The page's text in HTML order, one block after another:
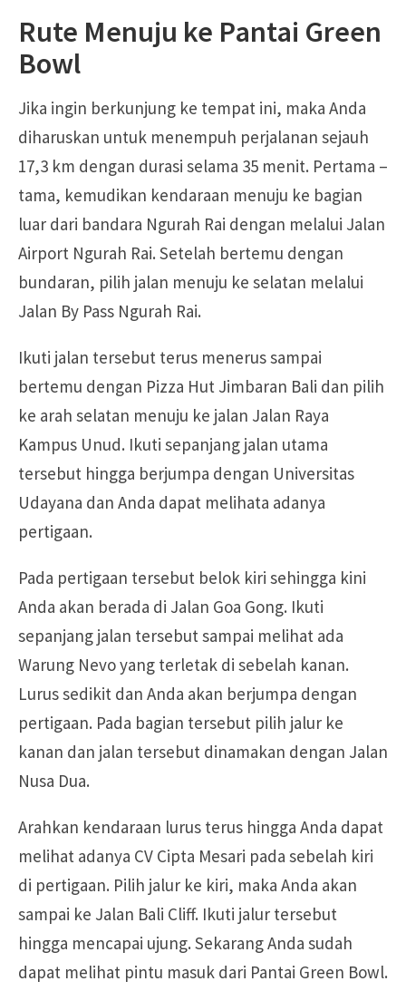
Rute Menuju ke Pantai Green
Bowl
Jika ingin berkunjung ke tempat ini, maka Anda
diharuskan untuk menempuh perjalanan sejauh
17,3 km dengan durasi selama 35 menit. Pertama –
tama, kemudikan kendaraan menuju ke bagian
luar dari bandara Ngurah Rai dengan melalui Jalan
Airport Ngurah Rai. Setelah bertemu dengan
bundaran, pilih jalan menuju ke selatan melalui
Jalan By Pass Ngurah Rai.
Ikuti jalan tersebut terus menerus sampai
bertemu dengan Pizza Hut Jimbaran Bali dan pilih
ke arah selatan menuju ke jalan Jalan Raya
Kampus Unud. Ikuti sepanjang jalan utama
tersebut hingga berjumpa dengan Universitas
Udayana dan Anda dapat melihata adanya
pertigaan.
Pada pertigaan tersebut belok kiri sehingga kini
Anda akan berada di Jalan Goa Gong. Ikuti
sepanjang jalan tersebut sampai melihat ada
Warung Nevo yang terletak di sebelah kanan.
Lurus sedikit dan Anda akan berjumpa dengan
pertigaan. Pada bagian tersebut pilih jalur ke
kanan dan jalan tersebut dinamakan dengan Jalan
Nusa Dua.
Arahkan kendaraan lurus terus hingga Anda dapat
melihat adanya CV Cipta Mesari pada sebelah kiri
di pertigaan. Pilih jalur ke kiri, maka Anda akan
sampai ke Jalan Bali Cliff. Ikuti jalur tersebut
hingga mencapai ujung. Sekarang Anda sudah
dapat melihat pintu masuk dari Pantai Green Bowl.